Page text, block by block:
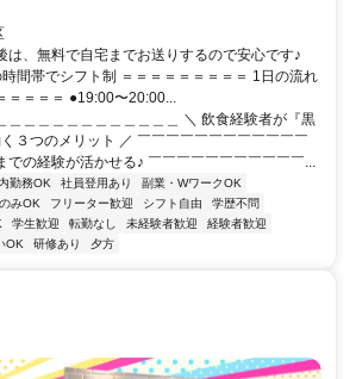
は、無料で自宅までお送りするので安心です♪
間帯でシフト制 ＝＝＝＝＝＝＝＝＝ 1日の流れ
＝＝＝＝ ●19:00〜20:00...
＿＿＿＿＿＿＿＿＿＿＿＿ ＼ 飲食経験者が『黒
３つのメリット ／ ￣￣￣￣￣￣￣￣￣￣￣￣
の経験が活かせる♪ ￣￣￣￣￣￣￣￣￣￣￣...
勤務OK 社員登用あり
副業・WワークOK
みOK フリーター歓迎 シフト自由
学歴不問
学生歓迎 転勤なし 未経験者歓迎
経験者歓迎
OK 研修あり 夕方